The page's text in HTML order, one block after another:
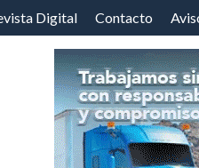
Digital Contacto